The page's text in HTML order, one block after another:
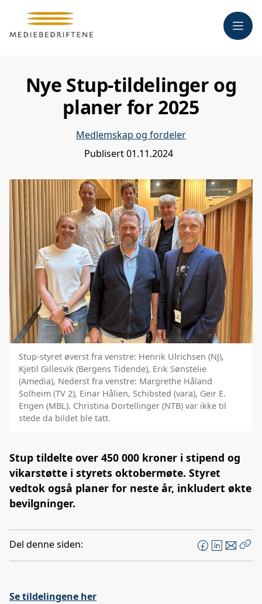
Meny
Nye Stup-tildelinger og
planer for 2025
Medlemskap og fordeler
Publisert01.11.2024
Stup-styret øverst fra venstre: Henrik Ulrichsen (NJ),
Kjetil Gillesvik (Bergens Tidende), Erik Sønstelie
(Amedia), Nederst fra venstre: Margrethe Håland
Solheim (TV 2), Einar Hålien, Schibsted (vara), Geir E.
Engen (MBL). Christina Dortellinger (NTB) var ikke til
stede da bildet ble tatt.
Stup tildelte over 450 000 kroner i stipend og
vikarstøtte i styrets oktobermøte. Styret
vedtok også planer for neste år, inkludert økte
bevilgninger.
Del denne siden:
F
L
E
Se tildelingene her